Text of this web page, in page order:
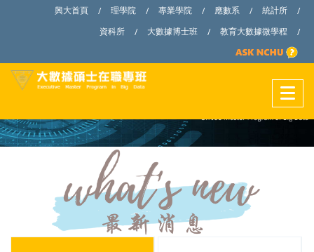
興大首頁 / 理學院 / 專業學院 / 應數系 / 統計所
/
資科所
/ 大數據博士班 / 教育大數據微學程 /